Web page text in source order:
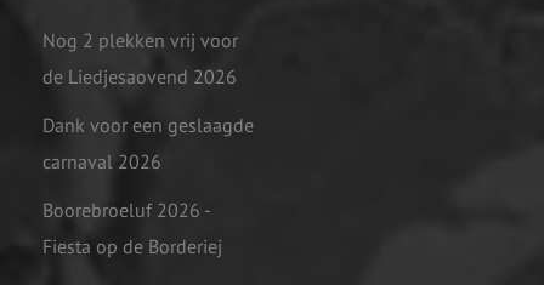
Nog 2 plekken vrij voor
de Liedjesaovend 2026
Dank voor een geslaagde
carnaval 2026
Boorebroeluf 2026 -
Fiesta op de Borderiej